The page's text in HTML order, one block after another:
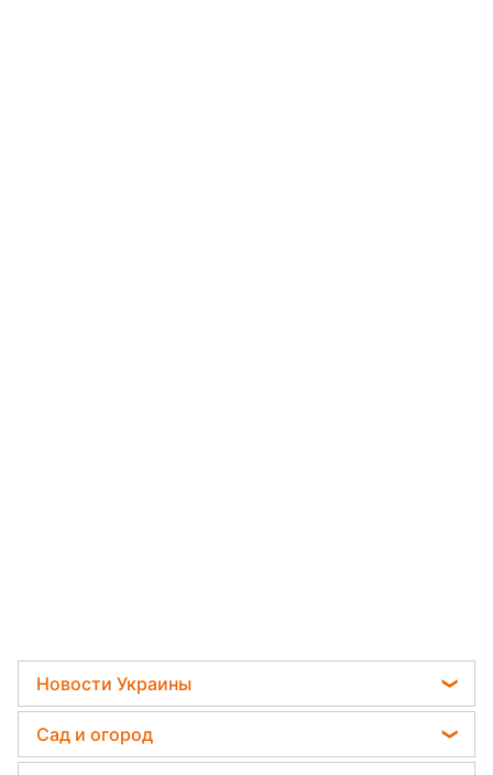
Новости Украины
Телеграм новости Украины
Пенсии в Украине
Сад и огород